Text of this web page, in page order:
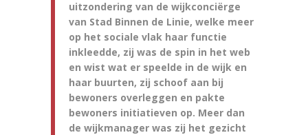
uitzondering van de wijkconciërge
van Stad Binnen de Linie, welke meer
op het sociale vlak haar functie
inkleedde, zij was de spin in het web
en wist wat er speelde in de wijk en
haar buurten, zij schoof aan bij
bewoners overleggen en pakte
bewoners initiatieven op. Meer dan
de wijkmanager was zij het gezicht